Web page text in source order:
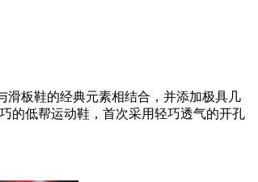
板鞋的经典元素相结合，并添加极具几
的低帮运动鞋，首次采用轻巧透气的开孔